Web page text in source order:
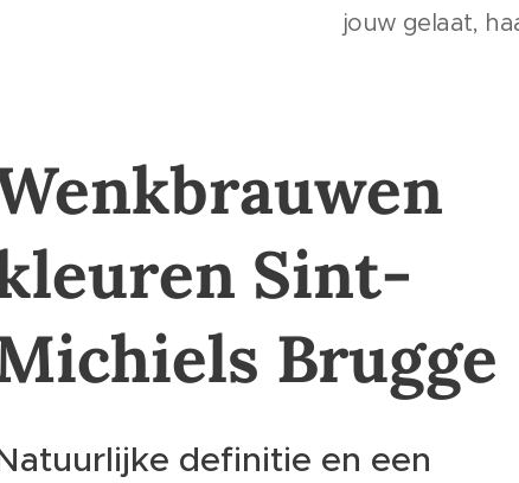
jouw gelaat,
Sint-
Brugge
definitie en een